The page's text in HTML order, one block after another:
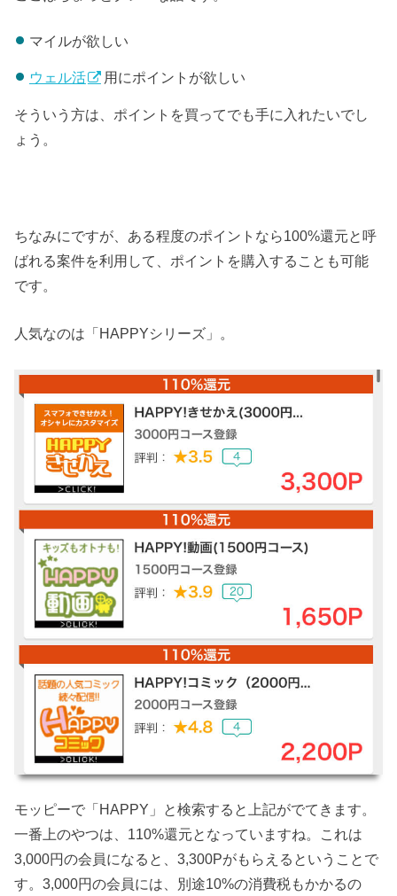
マイルが欲しい
ウェル活 用にポイントが欲しい
そういう方は、ポイントを買ってでも手に入れたいでし
ょう。
ちなみにですが、ある程度のポイントなら100%還元と呼
ばれる案件を利用して、ポイントを購入することも可能
です。
人気なのは「HAPPYシリーズ」。
モッピーで「HAPPY」と検索すると上記がでてきます。
一番上のやつは、110%還元となっていますね。これは
3,000円の会員になると、3,300Pがもらえるということで
す。3,000円の会員には、別途10%の消費税もかかるの